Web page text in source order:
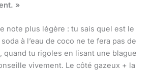
»
note plus légère : tu sais quel est le
à l’eau de coco ne te fera pas de
quand tu rigoles en lisant une blague
vivement. Le côté gazeux + la